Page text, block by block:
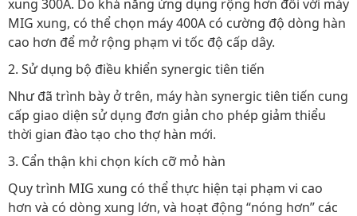
xung 300A. Do khả năng ứng dụng rộng hơn đối với máy
MIG xung, có thể chọn máy 400A có cường độ dòng hàn
cao hơn để mở rộng phạm vi tốc độ cấp dây.
2. Sử dụng bộ điều khiển synergic tiên tiến
Như đã trình bày ở trên, máy hàn synergic tiên tiến cung
cấp giao diện sử dụng đơn giản cho phép giảm thiểu
thời gian đào tạo cho thợ hàn mới.
3. Cẩn thận khi chọn kích cỡ mỏ hàn
Quy trình MIG xung có thể thực hiện tại phạm vi cao
hơn và có dòng xung lớn, và hoạt động “nóng hơn” các